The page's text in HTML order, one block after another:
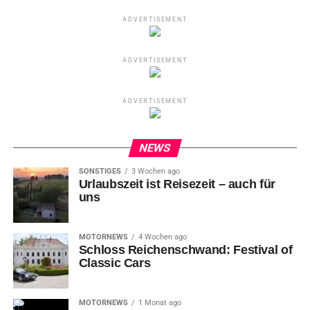
ADVERTISEMENT
ADVERTISEMENT
ADVERTISEMENT
NEWS
SONSTIGES 3 Wochen ago
Urlaubszeit ist Reisezeit – auch für
uns
MOTORNEWS 4 Wochen ago
Schloss Reichenschwand: Festival of
Classic Cars
MOTORNEWS 1 Monat ago